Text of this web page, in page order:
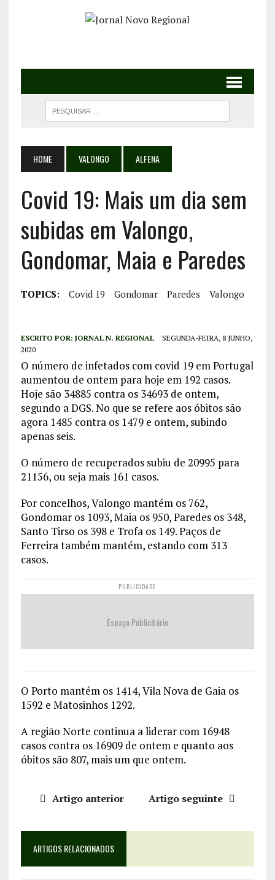
HOME VALONGO ALFENA
Covid 19: Mais um dia sem
subidas em Valongo,
Gondomar, Maia e Paredes
TOPICS: Covid 19 Gondomar Paredes Valongo
ESCRITO POR: JORNAL N. REGIONAL
SEGUNDA-FEIRA, 8 JUNHO,
2020
O número de infetados com covid 19 em Portugal
aumentou de ontem para hoje em 192 casos.
Hoje são 34885 contra os 34693 de ontem,
segundo a DGS. No que se refere aos óbitos são
agora 1485 contra os 1479 e ontem, subindo
apenas seis.
O número de recuperados subiu de 20995 para
21156, ou seja mais 161 casos.
Por concelhos, Valongo mantém os 762,
Gondomar os 1093, Maia os 950, Paredes os 348,
Santo Tirso os 398 e Trofa os 149. Paços de
Ferreira também mantém, estando com 313
casos.
PUBLICIDADE
Espaço Publicitário
O Porto mantém os 1414, Vila Nova de Gaia os
1592 e Matosinhos 1292.
A região Norte continua a liderar com 16948
casos contra os 16909 de ontem e quanto aos
óbitos são 807, mais um que ontem.
Artigo anterior Artigo seguinte
ARTIGOS RELACIONADOS